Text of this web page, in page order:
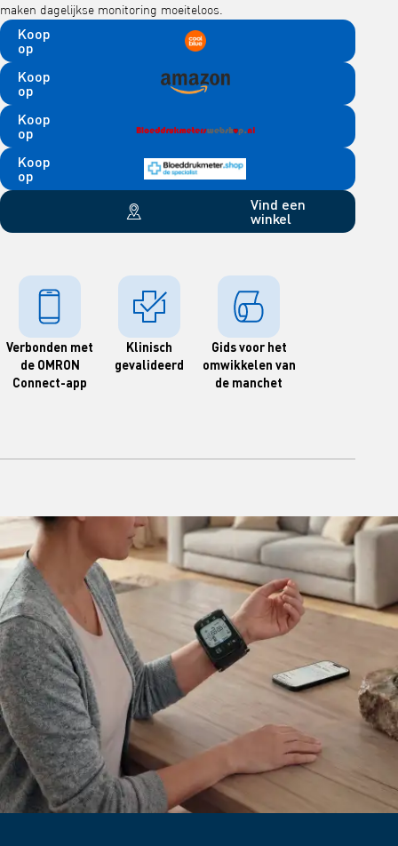
maken dagelijkse monitoring moeiteloos.
Koop
op
Koop
op
Koop
op
Koop
op
Vind een
winkel
Verbonden met
de OMRON
Connect-app
Klinisch
gevalideerd
Gids voor het
omwikkelen van
de manchet